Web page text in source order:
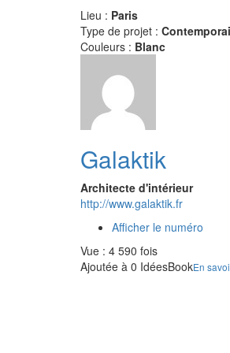
Lieu : Paris
Type de projet :
Couleurs : Blanc
Galaktik
Architecte d'intérieur
http://www.galaktik.fr
Afficher le numéro
Vue : 4 590 fois
Ajoutée à 0 IdéesBookEn